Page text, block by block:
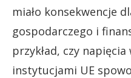
miało konsekwencje
gospodarczego i
przykład, czy
instytucjami UE